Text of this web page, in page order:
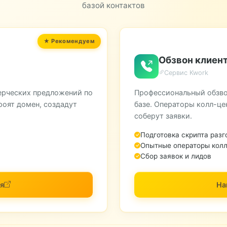
базой контактов
предложений по
домен, создадут
Обзвон
Сервис Kwork
Профессиональный
базе. Операторы колл-
соберут заявки.
Подготовка скрипта
Опытные операторы
Сбор заявок и лидов